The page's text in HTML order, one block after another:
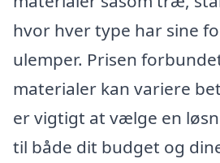
hvor hver type har sine
ulemper. Prisen
materialer kan variere
er vigtigt at vælge en
til både dit budget og